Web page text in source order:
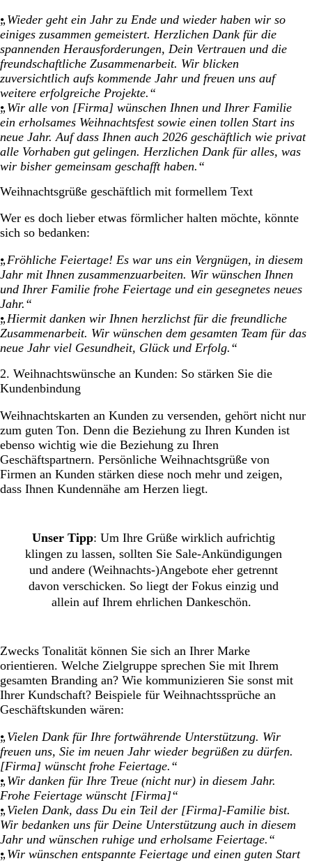
„Wieder geht ein Jahr zu Ende und wieder haben wir so
einiges zusammen gemeistert. Herzlichen Dank für die
spannenden Herausforderungen, Dein Vertrauen und die
freundschaftliche Zusammenarbeit. Wir blicken
zuversichtlich aufs kommende Jahr und freuen uns auf
weitere erfolgreiche Projekte.“
„Wir alle von [Firma] wünschen Ihnen und Ihrer Familie
ein erholsames Weihnachtsfest sowie einen tollen Start ins
neue Jahr. Auf dass Ihnen auch 2026 geschäftlich wie privat
alle Vorhaben gut gelingen. Herzlichen Dank für alles, was
wir bisher gemeinsam geschafft haben.“
Weihnachtsgrüße geschäftlich mit formellem Text
Wer es doch lieber etwas förmlicher halten möchte, könnte
sich so bedanken:
„Fröhliche Feiertage! Es war uns ein Vergnügen, in diesem
Jahr mit Ihnen zusammenzuarbeiten. Wir wünschen Ihnen
und Ihrer Familie frohe Feiertage und ein gesegnetes neues
Jahr.“
„Hiermit danken wir Ihnen herzlichst für die freundliche
Zusammenarbeit. Wir wünschen dem gesamten Team für das
neue Jahr viel Gesundheit, Glück und Erfolg.“
2. Weihnachtswünsche an Kunden: So stärken Sie die
Kundenbindung
Weihnachtskarten an Kunden zu versenden, gehört nicht nur
zum guten Ton. Denn die Beziehung zu Ihren Kunden ist
ebenso wichtig wie die Beziehung zu Ihren
Geschäftspartnern. Persönliche Weihnachtsgrüße von
Firmen an Kunden stärken diese noch mehr und zeigen,
dass Ihnen Kundennähe am Herzen liegt.
Unser Tipp: Um Ihre Grüße wirklich aufrichtig
klingen zu lassen, sollten Sie Sale-Ankündigungen
und andere (Weihnachts-)Angebote eher getrennt
davon verschicken. So liegt der Fokus einzig und
allein auf Ihrem ehrlichen Dankeschön.
Zwecks Tonalität können Sie sich an Ihrer Marke
orientieren. Welche Zielgruppe sprechen Sie mit Ihrem
gesamten Branding an? Wie kommunizieren Sie sonst mit
Ihrer Kundschaft? Beispiele für Weihnachtssprüche an
Geschäftskunden wären:
„Vielen Dank für Ihre fortwährende Unterstützung. Wir
freuen uns, Sie im neuen Jahr wieder begrüßen zu dürfen.
[Firma] wünscht frohe Feiertage.“
„Wir danken für Ihre Treue (nicht nur) in diesem Jahr.
Frohe Feiertage wünscht [Firma]“
„Vielen Dank, dass Du ein Teil der [Firma]-Familie bist.
Wir bedanken uns für Deine Unterstützung auch in diesem
Jahr und wünschen ruhige und erholsame Feiertage.“
„Wir wünschen entspannte Feiertage und einen guten Start